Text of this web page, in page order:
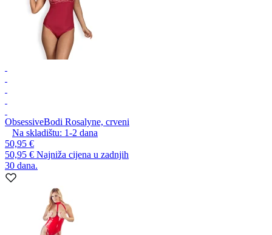
ObsessiveBodi Rosalyne, crveni
Na skladištu: 1-2 dana
50,95 €
50,95 € Najniža cijena u zadnjih
30 dana.